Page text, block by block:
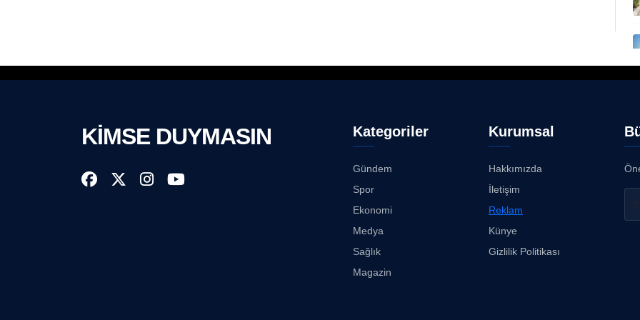
KİMSE DUYMASIN Kategoriler
Gündem
Spor
Ekonomi
Medya
Sağlık
Magazin
Kurumsal
Hakkımızda
İletişim
Reklam
Künye
Gizlilik Politikası